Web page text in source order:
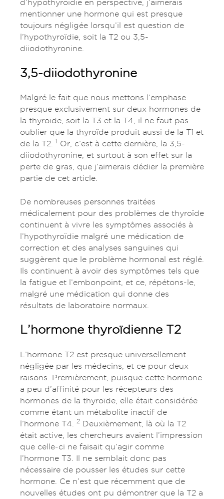
d’hypothyroïdie en perspective, j’aimerais
mentionner une hormone qui est presque
toujours négligée lorsqu’il est question de
l’hypothyroïdie, soit la T2 ou 3,5-
diiodothyronine.
3,5-diiodothyronine
Malgré le fait que nous mettons l’emphase
presque exclusivement sur deux hormones de
la thyroïde, soit la T3 et la T4, il ne faut pas
oublier que la thyroïde produit aussi de la T1 et
de la T2.
1
Or, c’est à cette dernière, la 3,5-
diiodothyronine, et surtout à son effet sur la
perte de gras, que j’aimerais dédier la première
partie de cet article.
De nombreuses personnes traitées
médicalement pour des problèmes de thyroïde
continuent à vivre les symptômes associés à
l’hypothyroïdie malgré une médication de
correction et des analyses sanguines qui
suggèrent que le problème hormonal est réglé.
Ils continuent à avoir des symptômes tels que
la fatigue et l’embonpoint, et ce, répétons-le,
malgré une médication qui donne des
résultats de laboratoire normaux.
L’hormone thyroïdienne T2
L’hormone T2 est presque universellement
négligée par les médecins, et ce pour deux
raisons. Premièrement, puisque cette hormone
a peu d’affinité pour les récepteurs des
hormones de la thyroïde, elle était considérée
comme étant un métabolite inactif de
l’hormone T4.
2 Deuxièmement, là où la T2
était active, les chercheurs avaient l’impression
que celle-ci ne faisait qu’agir comme
l’hormone T3. Il ne semblait donc pas
nécessaire de pousser les études sur cette
hormone. Ce n’est que récemment que de
nouvelles études ont pu démontrer que la T2 a